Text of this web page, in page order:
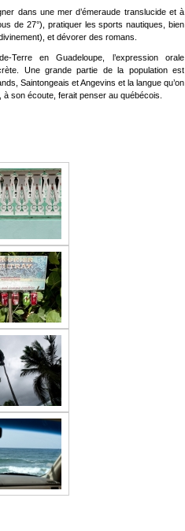
dans une mer d’émeraude translucide et à
de 27°), pratiquer les sports nautiques, bien
et dévorer des romans.
Terre en Guadeloupe, l’expression orale
Une grande partie de la population est
Saintongeais et Angevins et la langue qu’on
son écoute, ferait penser au québécois.